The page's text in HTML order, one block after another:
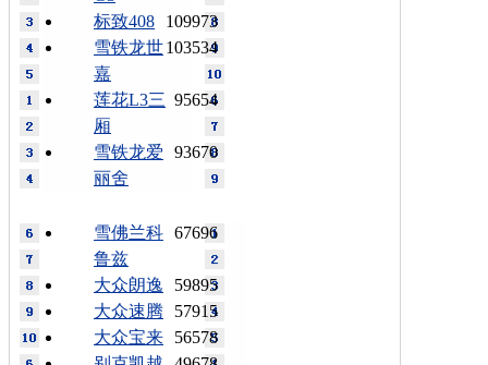
109973
标致408
103534
雪铁龙世
嘉
95654
莲花L3三
厢
93670
雪铁龙爱
丽舍
67696
雪佛兰科
鲁兹
59895
大众朗逸
57915
大众速腾
56578
大众宝来